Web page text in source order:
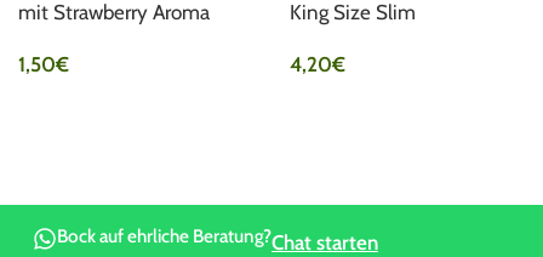
mit Strawberry Aroma
1,50€
King Size Slim
4,20€
Bock auf ehrliche Beratung?Chat starten